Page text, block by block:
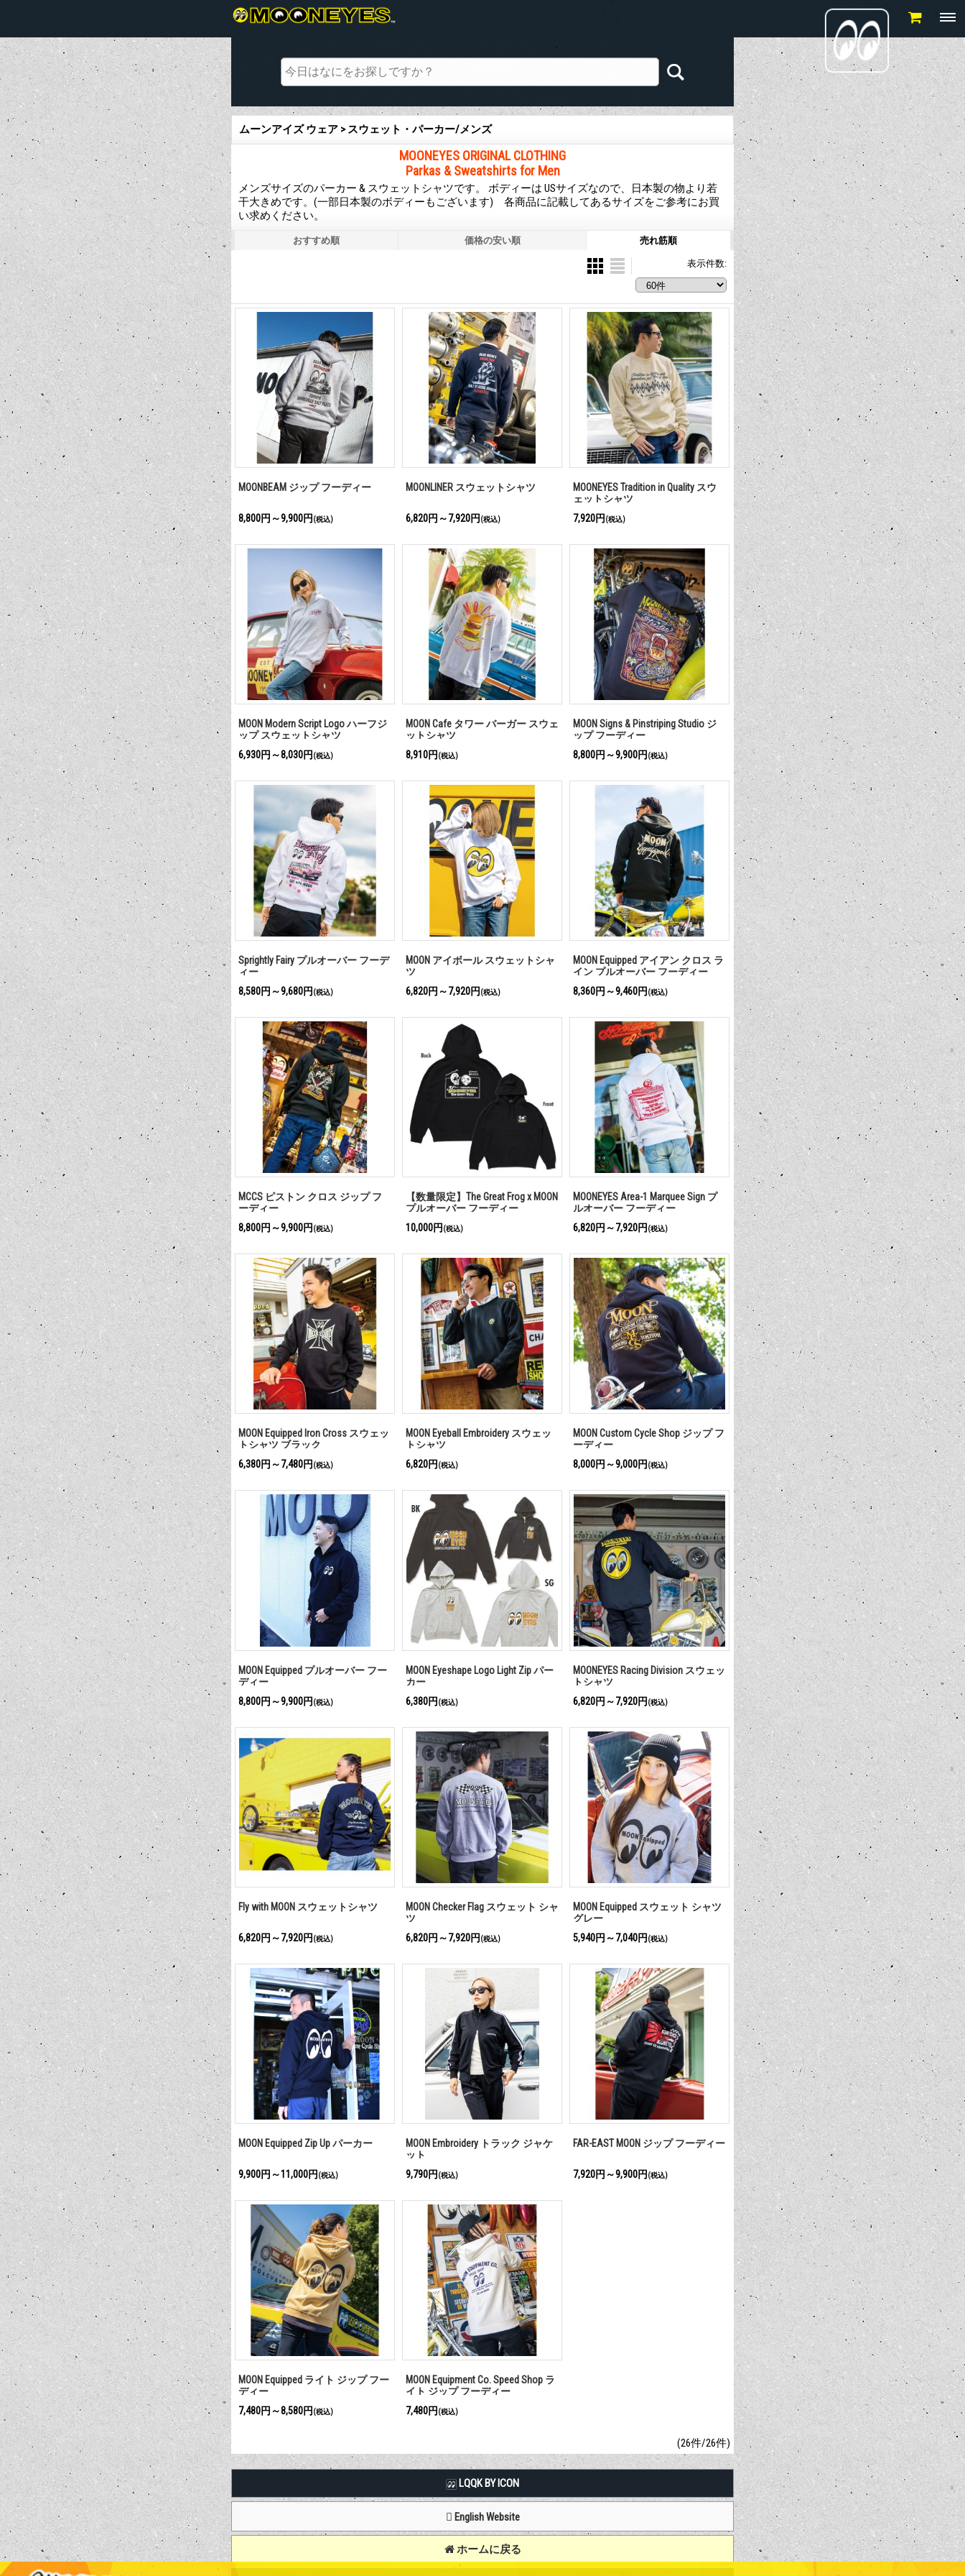
ムーンアイズ ウェア > スウェット・パーカー/メンズ
MOONEYES ORIGINAL CLOTHING
Parkas & Sweatshirts for Men
メンズサイズのパーカー & スウェットシャツです。 ボディーは USサイズなので、日本製の物より若
干大きめです。(一部日本製のボディーもございます) 各商品に記載してあるサイズをご参考にお買
い求めください。
おすすめ順 価格の安い順 売れ筋順
表示件数:
MOONBEAM ジップ フーディー
8,800円～9,900円 (税込)
MOONLINER スウェットシャツ
6,820円～7,920円 (税込)
MOONEYES Tradition in Quality スウ
ェットシャツ
7,920円 (税込)
MOON Modern Script Logo ハーフジ
ップ スウェットシャツ
6,930円～8,030円 (税込)
MOON Cafe タワー バーガー スウェ
ットシャツ
8,910円 (税込)
MOON Signs & Pinstriping Studio ジ
ップ フーディー
8,800円～9,900円 (税込)
Sprightly Fairy プルオーバー フーデ
ィー
8,580円～9,680円 (税込)
MOON アイボール スウェットシャ
ツ
6,820円～7,920円 (税込)
MOON Equipped アイアン クロス ラ
イン プルオーバー フーディー
8,360円～9,460円 (税込)
MCCS ピストン クロス ジップ フ
ーディー
8,800円～9,900円 (税込)
【数量限定】The Great Frog x MOON
プルオーバー フーディー
10,000円 (税込)
MOONEYES Area-1 Marquee Sign プ
ルオーバー フーディー
6,820円～7,920円 (税込)
MOON Equipped Iron Cross スウェッ
トシャツ ブラック
6,380円～7,480円 (税込)
MOON Eyeball Embroidery スウェッ
トシャツ
6,820円 (税込)
MOON Custom Cycle Shop ジップ フ
ーディー
8,000円～9,000円 (税込)
MOON Equipped プルオーバー フー
ディー
8,800円～9,900円(税込)
MOON Eyeshape Logo Light Zip パー
カー
6,380円(税込)
MOONEYES Racing Division スウェッ
トシャツ
6,820円～7,920円(税込)
Fly with MOON スウェットシャツ
6,820円～7,920円 (税込)
MOON Checker Flag スウェット シャ
ツ
6,820円～7,920円 (税込)
MOON Equipped スウェット シャツ
グレー
5,940円～7,040円 (税込)
MOON Equipped Zip Up パーカー
9,900円～11,000円 (税込)
MOON Embroidery トラック ジャケ
ット
9,790円 (税込)
FAR-EAST MOON ジップ フーディー
7,920円～9,900円 (税込)
MOON Equipped ライト ジップ フー
ディー
7,480円～8,580円 (税込)
MOON Equipment Co. Speed Shop ラ
イト ジップ フーディー
7,480円 (税込)
(26件/26件)
LQQK BY ICON
English Website
ホームに戻る